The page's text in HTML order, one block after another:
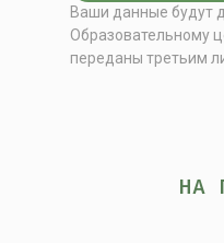
Ваши данные будут
Образовательному
переданы третьим
НА